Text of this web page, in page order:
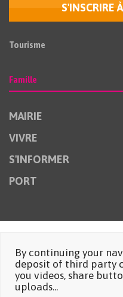
S'INSCRIRE
Tourisme
Famille
MAIRIE
VIVRE
S'INFORMER
PORT
By continuing your
deposit of third party
you videos, share
uploads...